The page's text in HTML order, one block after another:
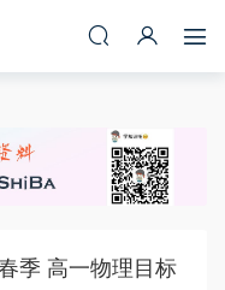
季 高一物理目标